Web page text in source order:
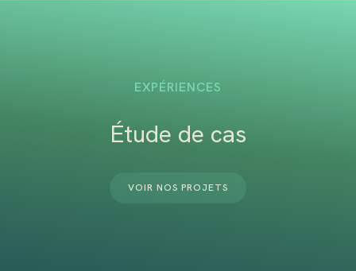
EXPÉRIENCES
Étude de cas
VOIR NOS PROJETS